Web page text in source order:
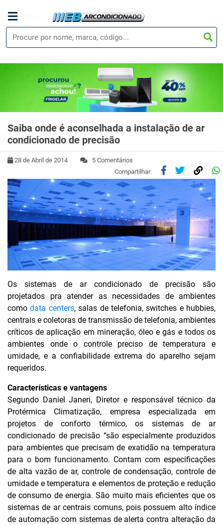
Saiba onde é aconselhada a instalação de ar
condicionado de precisão
28 de Abril de 2014
5 Comentários
Compartilhar:
Os sistemas de ar condicionado de precisão são
projetados pra atender as necessidades de ambientes
comodata centers, salas de telefonia, switches e hubbies,
centrais e coletoras de transmissão de telefonia, ambientes
críticos de aplicação em mineração, óleo e gás e todos os
ambientes onde o controle preciso de temperatura e
umidade, e a confiabilidade extrema do aparelho sejam
requeridos.
Características e vantagens
Segundo Daniel Janeri, Diretor e responsável técnico da
Protérmica Climatização, empresa especializada em
projetos de conforto térmico, os sistemas de ar
condicionado de precisão “são especialmente produzidos
para ambientes que precisam de exatidão na temperatura
para o bom funcionamento. Contam com especificações
de alta vazão de ar, controle de condensação, controle de
umidade e temperatura e elementos de proteção e redução
de consumo de energia. São muito mais eficientes que os
sistemas de ar centrais comuns, pois possuem alto índice
de automação com sistemas de alerta contra alteração da